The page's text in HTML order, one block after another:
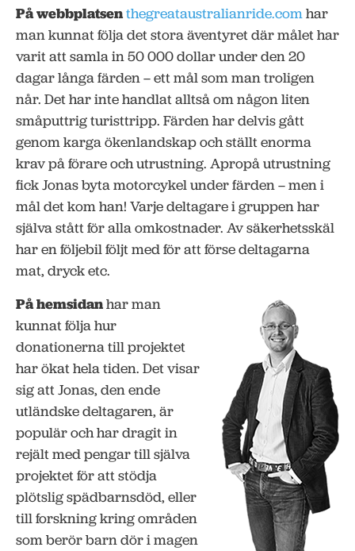
På webbplatsenthegreataustralianride.comhar
man kunnat följa det stora äventyret där målet har
varit att samla in 50 000 dollar under den 20
dagar långa färden – ett mål som man troligen
når. Det har inte handlat alltså om någon liten
småputtrig turisttripp. Färden har delvis gått
genom karga ökenlandskap och ställt enorma
krav på förare och utrustning. Apropå utrustning
fick Jonas byta motorcykel under färden – men i
mål det kom han! Varje deltagare i gruppen har
själva stått för alla omkostnader. Av säkerhetsskäl
har en följebil följt med för att förse deltagarna
mat, dryck etc.
På hemsidanhar man
kunnat följa hur
donationerna till projektet
har ökat hela tiden. Det visar
sig att Jonas, den ende
utländske deltagaren, är
populär och har dragit in
rejält med pengar till själva
projektet för att stödja
plötslig spädbarnsdöd, eller
till forskning kring områden
som berör barn dör i magen